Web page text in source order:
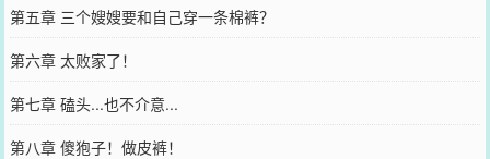
第五章 三个嫂嫂要和自己穿一条棉裤？
第六章 太败家了！
第七章 磕头...也不介意...
第八章 傻狍子！做皮裤！